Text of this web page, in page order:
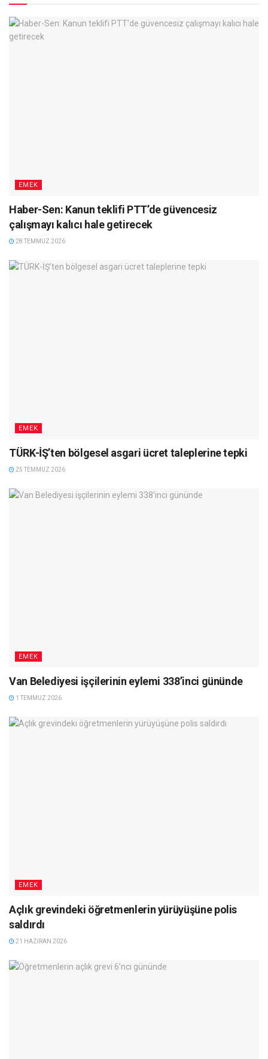
EMEK
Haber-Sen: Kanun teklifi PTT’de güvencesiz
çalışmayı kalıcı hale getirecek
28 TEMMUZ 2026
EMEK
TÜRK-İŞ’ten bölgesel asgari ücret taleplerine tepki
25 TEMMUZ 2026
EMEK
Van Belediyesi işçilerinin eylemi 338’inci gününde
1 TEMMUZ 2026
EMEK
Açlık grevindeki öğretmenlerin yürüyüşüne polis
saldırdı
21 HAZIRAN 2026